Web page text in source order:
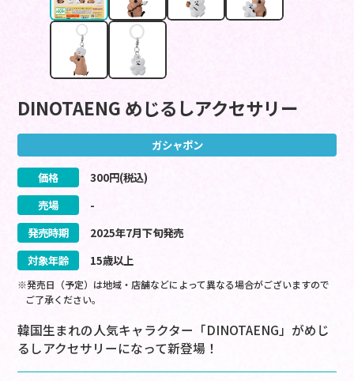
DINOTAENG めじるしアクセサリー
ガシャポン
価格 300円(税込)
売場
-
発売時期
2025年7月下旬発売
対象年齢
15歳以上
※発売日（予定）は地域・店舗などによって異なる場合がございますので
ご了承ください。
韓国生まれの人気キャラクター「DINOTAENG」がめじ
るしアクセサリーになって新登場！